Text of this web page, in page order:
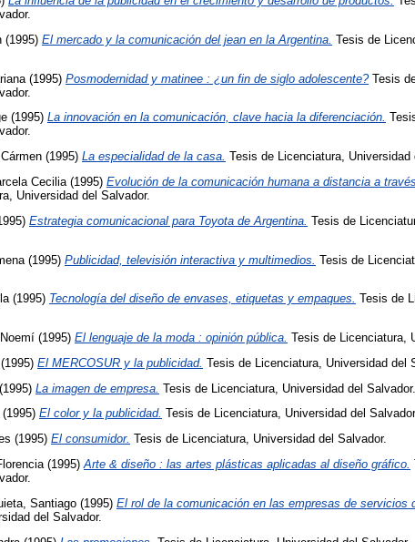
(1995) El mercado y la comunicación del jean en la Argentina. Tesis de
(1995) Posmodernidad y matinee : ¿un fin de siglo adolescente?Tesis
(1995) La innovación en la comunicación, clave hacia la diferenciación.
(1995) La especialidad de la casa. Tesis de Licenciatura, Universidad
Cecilia (1995) Evolución de la comunicación humana a distancia a
Universidad del Salvador.
Estrategia comunicacional para Toyota de Argentina. Tesis de
(1995) Publicidad, televisión interactiva y multimedios. Tesis de
(1995) Tecnología del diseño de envases, etiquetas y empaques. Tesis de
(1995) El lenguaje de la moda : opinión pública. Tesis de Licenciatura,
(1995) El MERCOSUR y la publicidad. Tesis de Licenciatura, Universidad del
(1995) La imagen de empresa. Tesis de Licenciatura, Universidad del Salvador.
(1995) El color y la publicidad. Tesis de Licenciatura, Universidad del
(1995) El consumidor. Tesis de Licenciatura, Universidad del Salvador.
(1995)Arte & diseño : las artes plásticas aplicadas al diseño gráfico.
Santiago (1995) El rol de la comunicación en las empresas de servicios
del Salvador.